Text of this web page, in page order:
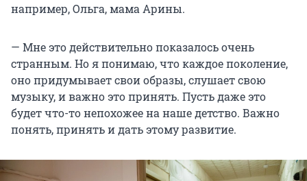
например, Ольга, мама Арины.
— Мне это действительно показалось очень
странным. Но я понимаю, что каждое поколение,
оно придумывает свои образы, слушает свою
музыку, и важно это принять. Пусть даже это
будет что-то непохожее на наше детство. Важно
понять, принять и дать этому развитие.